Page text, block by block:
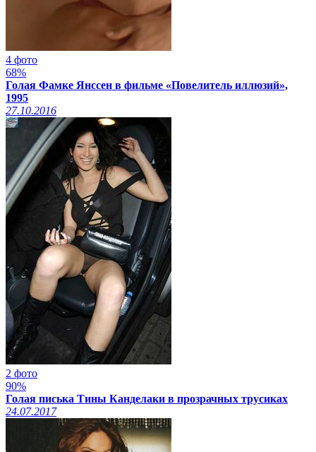
4 фото
68%
Голая Фамке Янссен в фильме «Повелитель иллюзий»,
1995
27.10.2016
2 фото
90%
Голая писька Тины Канделаки в прозрачных трусиках
24.07.2017